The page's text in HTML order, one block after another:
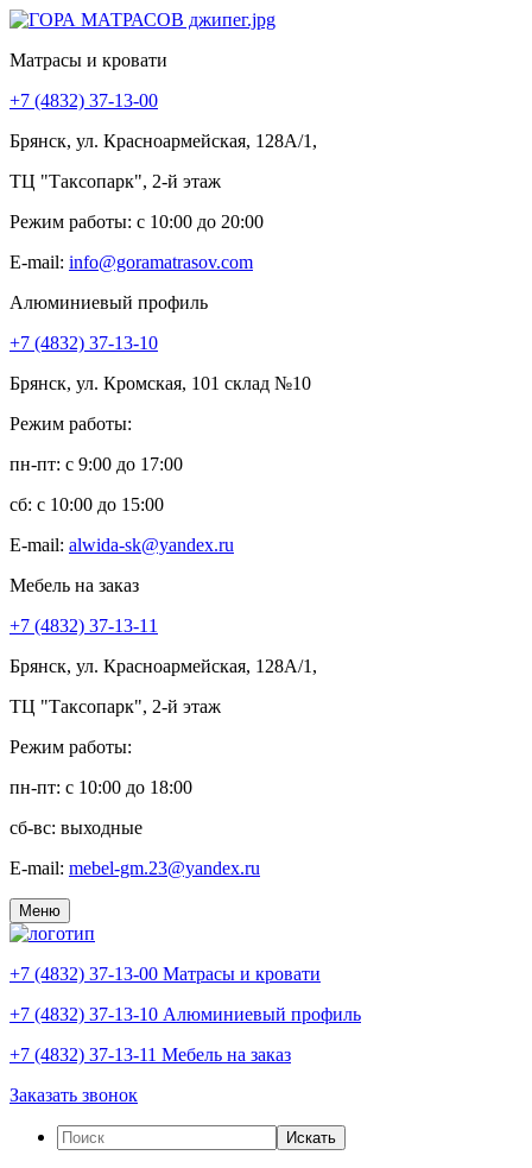
Матрасы и кровати
+7 (4832) 37-13-00
Брянск, ул. Красноармейская, 128А/1,
ТЦ "Таксопарк", 2-й этаж
Режим работы: c 10:00 до 20:00
E-mail: info@goramatrasov.com
Алюминиевый профиль
+7 (4832) 37-13-10
Брянск, ул. Кромская, 101 склад №10
Режим работы:
пн-пт: c 9:00 до 17:00
сб: c 10:00 до 15:00
E-mail: alwida-sk@yandex.ru
Мебель на заказ
+7 (4832) 37-13-11
Брянск, ул. Красноармейская, 128А/1,
ТЦ "Таксопарк", 2-й этаж
Режим работы:
пн-пт: c 10:00 до 18:00
сб-вс: выходные
E-mail: mebel-gm.23@yandex.ru
Меню
+7 (4832) 37-13-00 Матрасы и кровати
+7 (4832) 37-13-10 Алюминиевый профиль
+7 (4832) 37-13-11 Мебель на заказ
Заказать звонок
Искать